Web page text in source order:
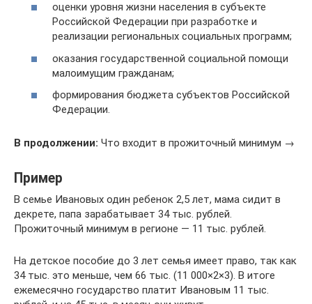
оценки уровня жизни населения в субъекте
Российской Федерации при разработке и
реализации региональных социальных программ;
оказания государственной социальной помощи
малоимущим гражданам;
формирования бюджета субъектов Российской
Федерации.
В продолжении: Что входит в прожиточный минимум →
Пример
В семье Ивановых один ребенок 2,5 лет, мама сидит в
декрете, папа зарабатывает 34 тыс. рублей.
Прожиточный минимум в регионе — 11 тыс. рублей.
На детское пособие до 3 лет семья имеет право, так как
34 тыс. это меньше, чем 66 тыс. (11 000×2×3). В итоге
ежемесячно государство платит Ивановым 11 тыс.